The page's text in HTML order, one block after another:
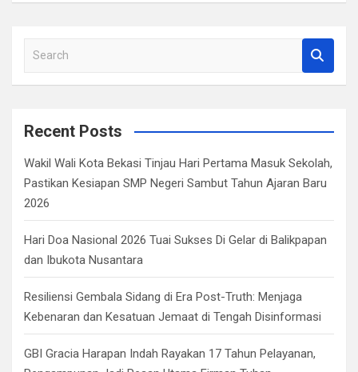
k
p
a
c
Recent Posts
Wakil Wali Kota Bekasi Tinjau Hari Pertama Masuk Sekolah,
Pastikan Kesiapan SMP Negeri Sambut Tahun Ajaran Baru
2026
Hari Doa Nasional 2026 Tuai Sukses Di Gelar di Balikpapan
dan Ibukota Nusantara
Resiliensi Gembala Sidang di Era Post-Truth: Menjaga
Kebenaran dan Kesatuan Jemaat di Tengah Disinformasi
GBI Gracia Harapan Indah Rayakan 17 Tahun Pelayanan,